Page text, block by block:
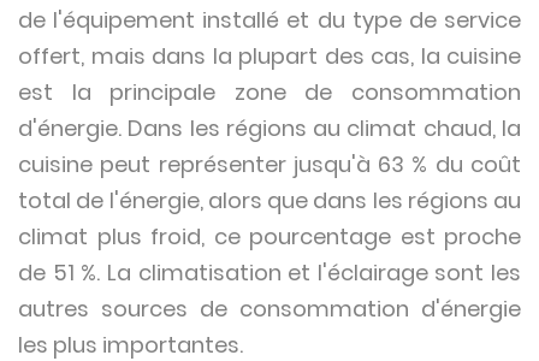
de l'équipement installé et du type de service
offert, mais dans la plupart des cas, la cuisine
est la principale zone de consommation
d'énergie. Dans les régions au climat chaud, la
cuisine peut représenter jusqu'à 63 % du coût
total de l'énergie, alors que dans les régions au
climat plus froid, ce pourcentage est proche
de 51 %. La climatisation et l'éclairage sont les
autres sources de consommation d'énergie
les plus importantes.